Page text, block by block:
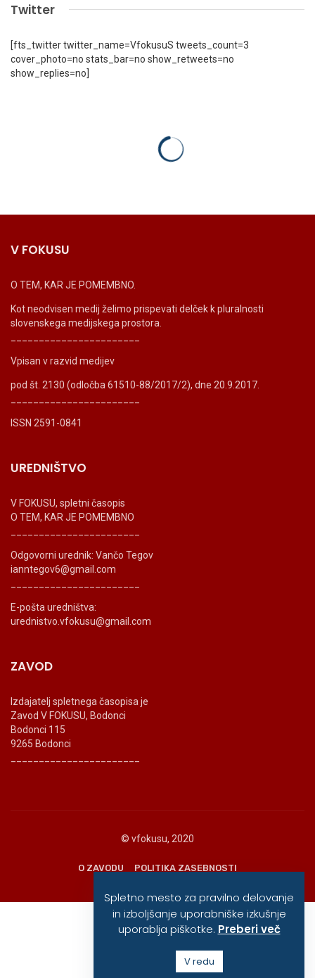
Twitter
[fts_twitter twitter_name=VfokusuS tweets_count=3
cover_photo=no stats_bar=no show_retweets=no
show_replies=no]
V FOKUSU
O TEM, KAR JE POMEMBNO.
Kot neodvisen medij želimo prispevati delček k pluralnosti
slovenskega medijskega prostora.
Vpisan v razvid medijev
pod št. 2130 (odločba 61510-88/2017/2), dne 20.9.2017.
ISSN 2591-0841
UREDNIŠTVO
V FOKUSU, spletni časopis
O TEM, KAR JE POMEMBNO
Odgovorni urednik: Vančo Tegov
ianntegov6@gmail.com
E-pošta uredništva:
urednistvo.vfokusu@gmail.com
ZAVOD
Izdajatelj spletnega časopisa je
Zavod V FOKUSU, Bodonci
Bodonci 115
9265 Bodonci
© vfokusu, 2020
O ZAVODU POLITIKA ZASEBNOSTI
Spletno mesto za pravilno delovanje
in izboljšanje uporabniške izkušnje
uporablja piškotke. Preberi več
V redu